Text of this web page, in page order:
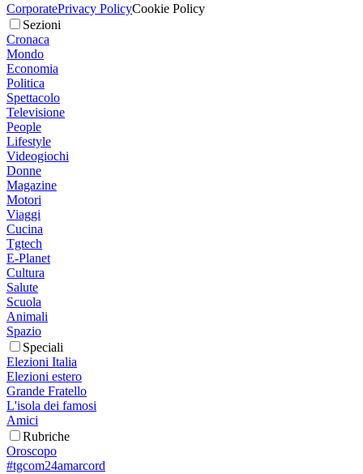
CorporatePrivacy PolicyCookie Policy
Sezioni
Cronaca
Mondo
Economia
Politica
Spettacolo
Televisione
People
Lifestyle
Videogiochi
Donne
Magazine
Motori
Viaggi
Cucina
Tgtech
E-Planet
Cultura
Salute
Scuola
Animali
Spazio
Speciali
Elezioni Italia
Elezioni estero
Grande Fratello
L'isola dei famosi
Amici
Rubriche
Oroscopo
#tgcom24amarcord